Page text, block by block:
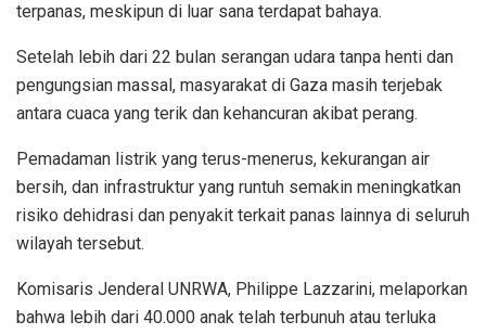
terpanas, meskipun di luar sana terdapat bahaya.
Setelah lebih dari 22 bulan serangan udara tanpa henti dan
pengungsian massal, masyarakat di Gaza masih terjebak
antara cuaca yang terik dan kehancuran akibat perang.
Pemadaman listrik yang terus-menerus, kekurangan air
bersih, dan infrastruktur yang runtuh semakin meningkatkan
risiko dehidrasi dan penyakit terkait panas lainnya di seluruh
wilayah tersebut.
Komisaris Jenderal UNRWA, Philippe Lazzarini, melaporkan
bahwa lebih dari 40.000 anak telah terbunuh atau terluka